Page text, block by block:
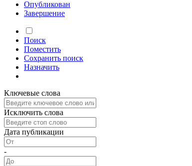
Опубликован
Завершение
Поиск
Поместить
Сохранить поиск
Назначить
Ключевые слова
Исключить слова
Дата публикации
-